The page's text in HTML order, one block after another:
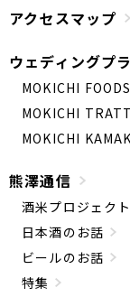
アクセスマップ
ウェディングプ
MOKICHI
MOKICHI
MOKICHI
熊澤通信
酒米プロジェクト
日本酒のお話
ビールのお話
特集